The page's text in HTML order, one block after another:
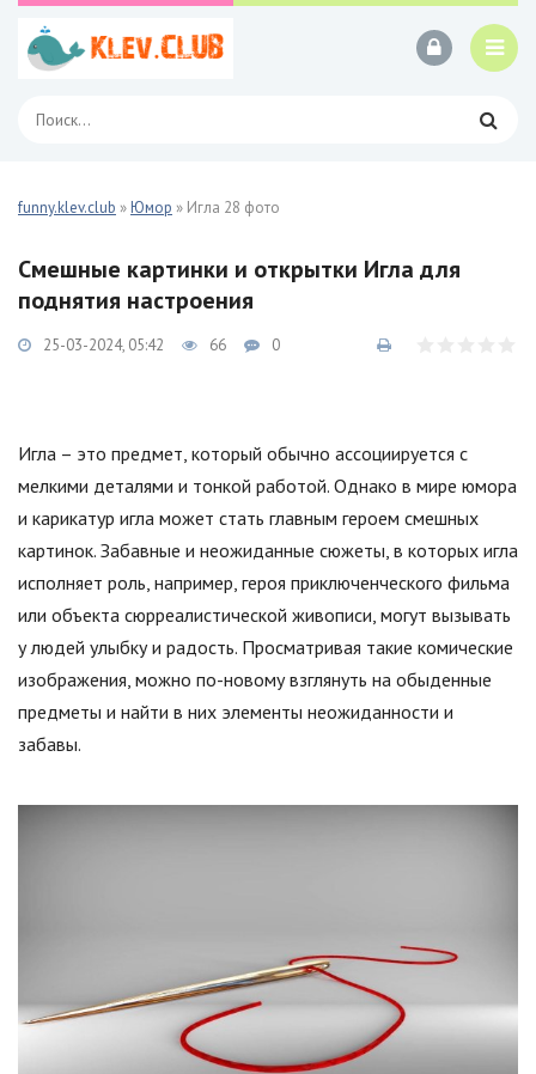
funny.klev.club »Юмор » Игла 28 фото
Смешные картинки и открытки Игла для
поднятия настроения
25-03-2024, 05:42 66 0
Игла – это предмет, который обычно ассоциируется с
мелкими деталями и тонкой работой. Однако в мире юмора
и карикатур игла может стать главным героем смешных
картинок. Забавные и неожиданные сюжеты, в которых игла
исполняет роль, например, героя приключенческого фильма
или объекта сюрреалистической живописи, могут вызывать
у людей улыбку и радость. Просматривая такие комические
изображения, можно по-новому взглянуть на обыденные
предметы и найти в них элементы неожиданности и
забавы.